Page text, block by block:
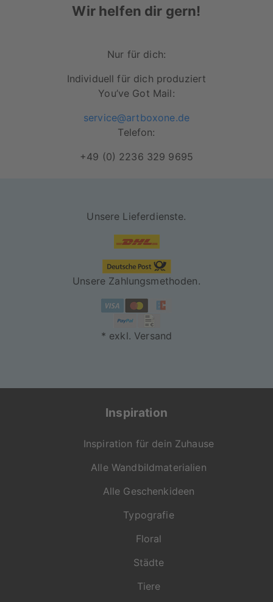
Von Hand wird das Material auf einen
gezogen, wodurch eine dreidimensionale
Fertigung aus FSC-zertifizierten
Wir helfen dir gern!
Nur für dich:
Individuell für dich produziert
You’ve Got Mail:
service@artboxone.de
Telefon:
+49 (0) 2236 329 9695
Unsere Lieferdienste.
Unsere Zahlungsmethoden.
* exkl. Versand
Inspiration
Inspiration für dein Zuhause
Alle Wandbildmaterialien
Alle Geschenkideen
Typografie
Floral
Städte
Tiere